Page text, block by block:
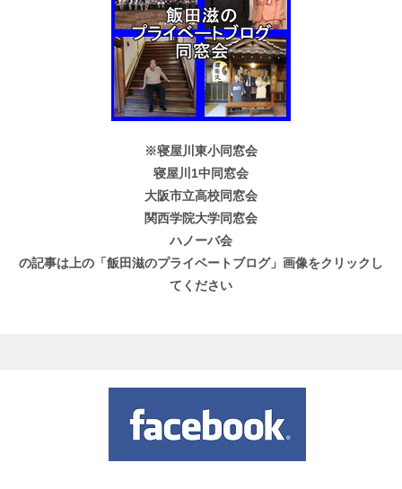
※寝屋川東小同窓会
寝屋川1中同窓会
大阪市立高校同窓会
関西学院大学同窓会
ハノーバ会
の記事は上の「飯田滋のプライベートブログ」画像をクリックし
てください